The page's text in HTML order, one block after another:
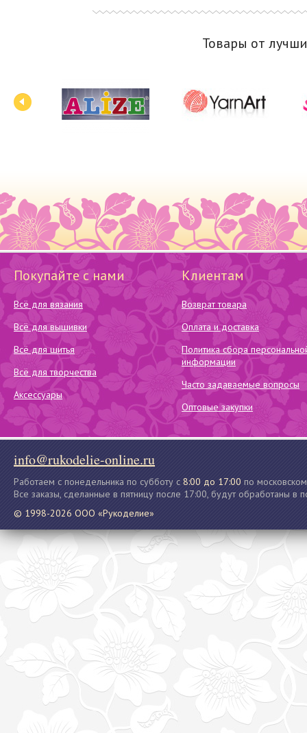
Товары от
Покупайте с нами
Всё для вязания
Всё для вышивки
Всё для шитья
Всё для творчества
Аксессуары
Клиентам
Возврат товара
Оплата и доставка
Политика сбора
информации
Часто задаваемые вопросы
Оптовые закупки
info@rukodelie-online.ru
Работаем с понедельника по субботу с 8:00 до 17:00 по
Все заказы, сделанные в пятницу после 17:00, будут обработаны в
© 1998-2026 ООО «Рукоделие»